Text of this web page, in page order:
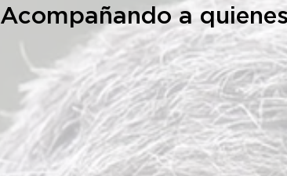
Acompañando a